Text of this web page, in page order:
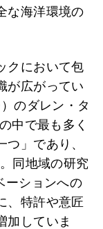
な海洋環境の
クにおいて包
が広がってい
のダレン・タ
中で最も多く
」であり、
同地域の研究
ーションへの
、特許や意匠
加していま